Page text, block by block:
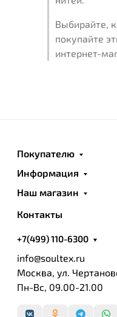
Выбирайте,
покупайте
интернет-
Покупателю
Информация
Наш магазин
Контакты
+7(499) 110-6300
info@soultex.ru
Москва, ул.
Пн-Вс, 09.00-21.00